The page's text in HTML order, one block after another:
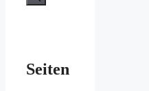
Seiten